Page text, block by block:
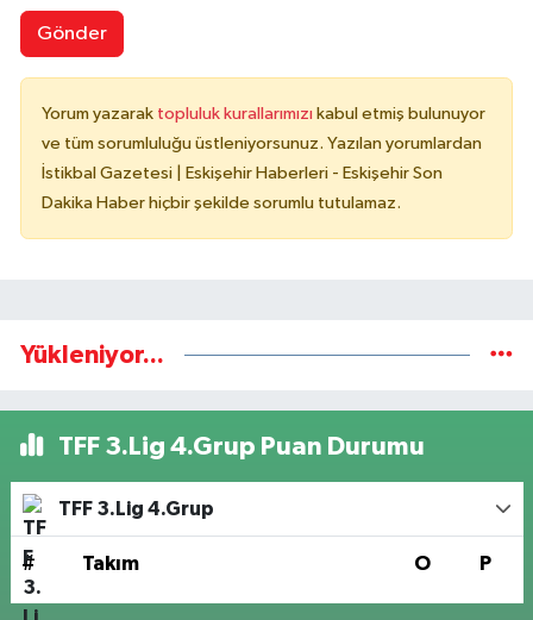
Gönder
Yorum yazarak topluluk kurallarımızı kabul etmiş bulunuyor
ve tüm sorumluluğu üstleniyorsunuz. Yazılan yorumlardan
İstikbal Gazetesi | Eskişehir Haberleri - Eskişehir Son
Dakika Haber hiçbir şekilde sorumlu tutulamaz.
Yükleniyor...
TFF 3.Lig 4.Grup Puan Durumu
TFF 3.Lig 4.Grup
# Takım O P